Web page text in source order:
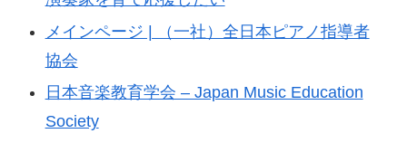
メインページ | （一社）全日本ピアノ指導者
協会
日本音楽教育学会 – Japan Music Education
Society